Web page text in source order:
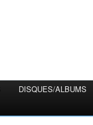
DISQUES/ALBUMS